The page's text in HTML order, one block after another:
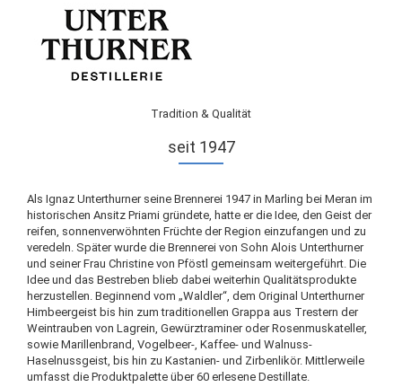
Tradition & Qualität
seit 1947
Als Ignaz Unterthurner seine Brennerei 1947 in Marling bei Meran im
historischen Ansitz Priami gründete, hatte er die Idee, den Geist der
reifen, sonnenverwöhnten Früchte der Region einzufangen und zu
veredeln. Später wurde die Brennerei von Sohn Alois Unterthurner
und seiner Frau Christine von Pföstl gemeinsam weitergeführt. Die
Idee und das Bestreben blieb dabei weiterhin Qualitätsprodukte
herzustellen. Beginnend vom „Waldler“, dem Original Unterthurner
Himbeergeist bis hin zum traditionellen Grappa aus Trestern der
Weintrauben von Lagrein, Gewürztraminer oder Rosenmuskateller,
sowie Marillenbrand, Vogelbeer-, Kaffee- und Walnuss-
Haselnussgeist, bis hin zu Kastanien- und Zirbenlikör. Mittlerweile
umfasst die Produktpalette über 60 erlesene Destillate.